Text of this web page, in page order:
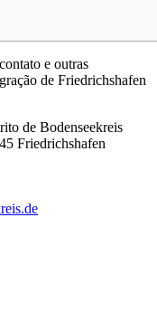
e outras
de Friedrichshafen
de Bodenseekreis
Friedrichshafen